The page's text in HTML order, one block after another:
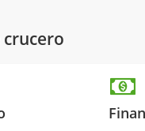
crucero